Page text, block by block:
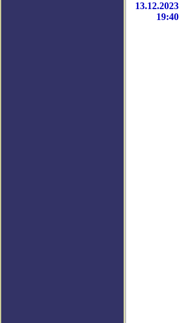
13.12.2023
19:40